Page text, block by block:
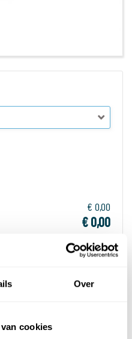
Over
cookies
€ 0,00
€ 0,00